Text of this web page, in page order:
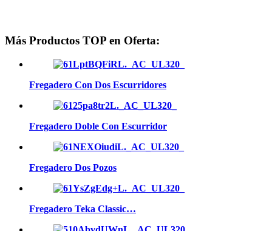
Más Productos TOP en Oferta:
Fregadero Con Dos Escurridores
Fregadero Doble Con Escurridor
Fregadero Dos Pozos
Fregadero Teka Classic…